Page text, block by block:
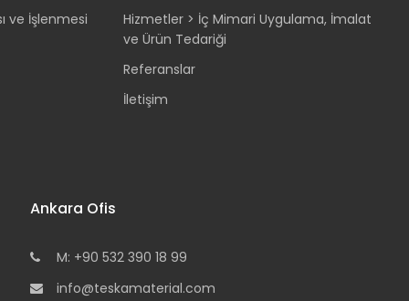
ve İşlenmesi
Hizmetler > İç Mimari Uygulama, İmalat
ve Ürün Tedariği
Referanslar
İletişim
Ankara Ofis
M: +90 532 390 18 99
info@teskamaterial.com